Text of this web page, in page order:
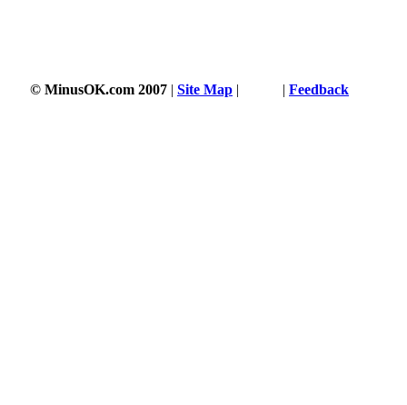
© MinusOK.com 2007 | Site Map | | Feedback